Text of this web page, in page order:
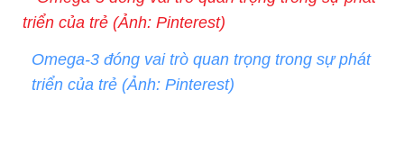
Omega-3 đóng vai trò quan trọng trong sự phát
triển của trẻ (Ảnh: Pinterest)